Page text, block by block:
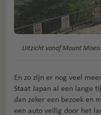
Uitzicht vanaf Mount Misen.
En zo zijn er nog veel
Staat Japan al een lange
dan zeker een bezoek en
een auto veilig door het